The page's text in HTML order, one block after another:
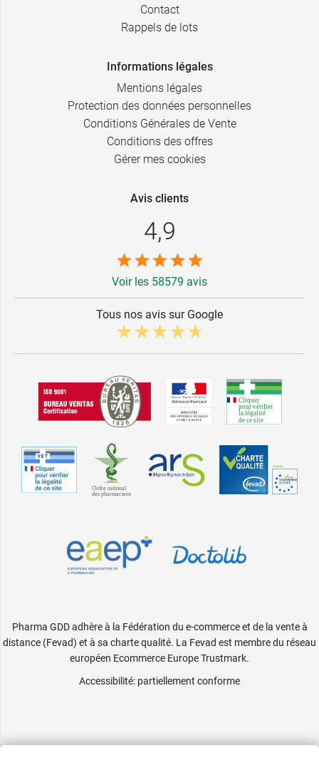
Contact
Rappels de lots
Informations légales
Mentions légales
Protection des données personnelles
Conditions Générales de Vente
Conditions des offres
Gérer mes cookies
Avis clients
4,9
Voir les 58579 avis
Tous nos avis sur Google
Pharma GDD adhère à la Fédération du e-commerce et de la vente à
distance (Fevad) et à sa charte qualité. La Fevad est membre du réseau
européen Ecommerce Europe Trustmark.
Accessibilité: partiellement conforme